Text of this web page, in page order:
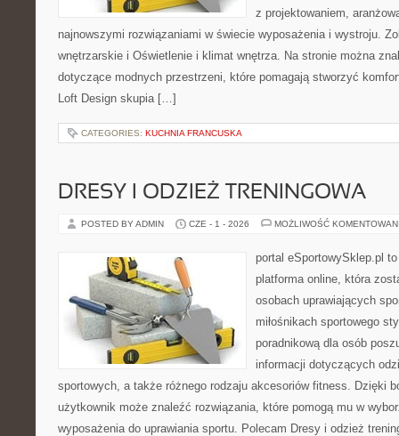
z projektowaniem,
najnowszymi rozwiązaniami w świecie wyposażenia i wystroju.
wnętrzarskie i Oświetlenie i klimat wnętrza. Na stronie można
dotyczące modnych przestrzeni, które pomagają stworzyć
Loft Design skupia […]
CATEGORIES: KUCHNIA FRANCUSKA
DRESY I ODZIEŻ TRENINGOWA
POSTED BY ADMIN CZE - 1 - 2026 MOŻLIWOŚĆ
portal eSportowySklep.pl
platforma online, która
osobach uprawiających
miłośnikach sportowego
poradnikową dla osób
informacji dotyczących
sportowych, a także różnego rodzaju akcesoriów fitness. Dzięki
użytkownik może znaleźć rozwiązania, które pomogą mu w
wyposażenia do uprawiania sportu. Polecam Dresy i odzież